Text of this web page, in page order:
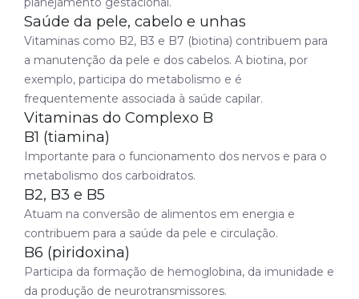
Saúde da pele, cabelo e unhas
Vitaminas como B2, B3 e B7 (biotina) contribuem para
a manutenção da pele e dos cabelos. A biotina, por
exemplo, participa do metabolismo e é
frequentemente associada à saúde capilar.
Vitaminas do Complexo B
B1 (tiamina)
Importante para o funcionamento dos nervos e para o
metabolismo dos carboidratos.
B2, B3 e B5
Atuam na conversão de alimentos em energia e
contribuem para a saúde da pele e circulação.
B6 (piridoxina)
Participa da formação de hemoglobina, da imunidade e
da produção de neurotransmissores.